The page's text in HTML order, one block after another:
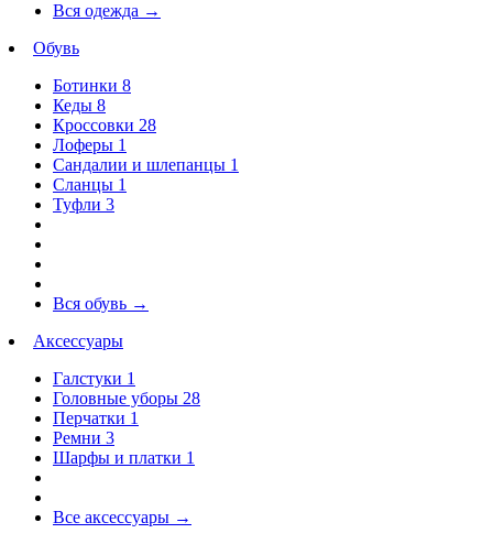
Вся одежда →
Обувь
Ботинки 8
Кеды 8
Кроссовки 28
Лоферы 1
Сандалии и шлепанцы 1
Сланцы 1
Туфли 3
Вся обувь →
Аксессуары
Галстуки 1
Головные уборы 28
Перчатки 1
Ремни 3
Шарфы и платки 1
Все аксессуары →